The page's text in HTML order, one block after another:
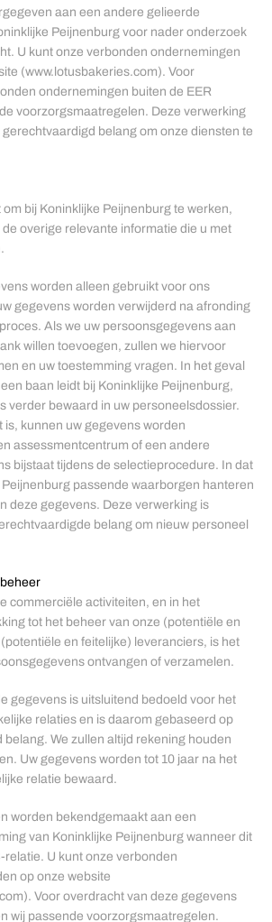
aan een andere gelieerde
Peijnenburg voor nader onderzoek
U kunt onze verbonden ondernemingen
(www.lotusbakeries.com). Voor
ondernemingen buiten de EER
voorzorgsmaatregelen. Deze verwerking
belang om onze diensten te
bij Koninklijke Peijnenburg te werken,
de overige relevante informatie die u met
worden alleen gebruikt voor ons
gegevens worden verwijderd na afronding
Als we uw persoonsgegevens aan
willen toevoegen, zullen we hiervoor
en uw toestemming vragen. In het geval
baan leidt bij Koninklijke Peijnenburg,
verder bewaard in uw personeelsdossier.
is, kunnen uw gegevens worden
assessmentcentrum of een andere
bijstaat tijdens de selectieprocedure. In dat
passende waarborgen hanteren
deze gegevens. Deze verwerking is
belang om nieuw personeel
commerciële activiteiten, en in het
tot het beheer van onze (potentiële en
en feitelijke) leveranciers, is het
ontvangen of verzamelen.
gegevens is uitsluitend bedoeld voor het
relaties en is daarom gebaseerd op
We zullen altijd rekening houden
Uw gegevens worden tot 10 jaar na het
relatie bewaard.
worden bekendgemaakt aan een
van Koninklijke Peijnenburg wanneer dit
relatie. U kunt onze verbonden
op onze website
Voor overdracht van deze gegevens
wij passende voorzorgsmaatregelen.